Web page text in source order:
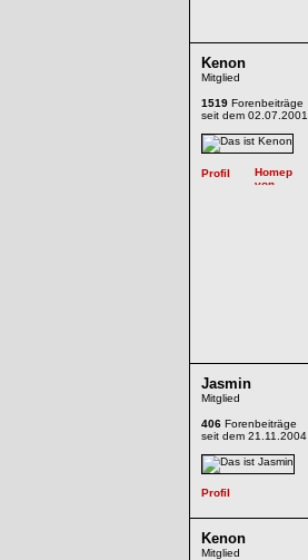
Kenon
Mitglied
1519 Forenbeiträge
seit dem 02.07.2001
Jasmin
Mitglied
406 Forenbeiträge
seit dem 21.11.2004
Kenon
Mitglied